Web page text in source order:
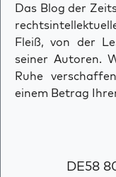
Das Blog der
Fleiß, von der
seiner Autoren.
Ruhe
einem Betrag
DE58